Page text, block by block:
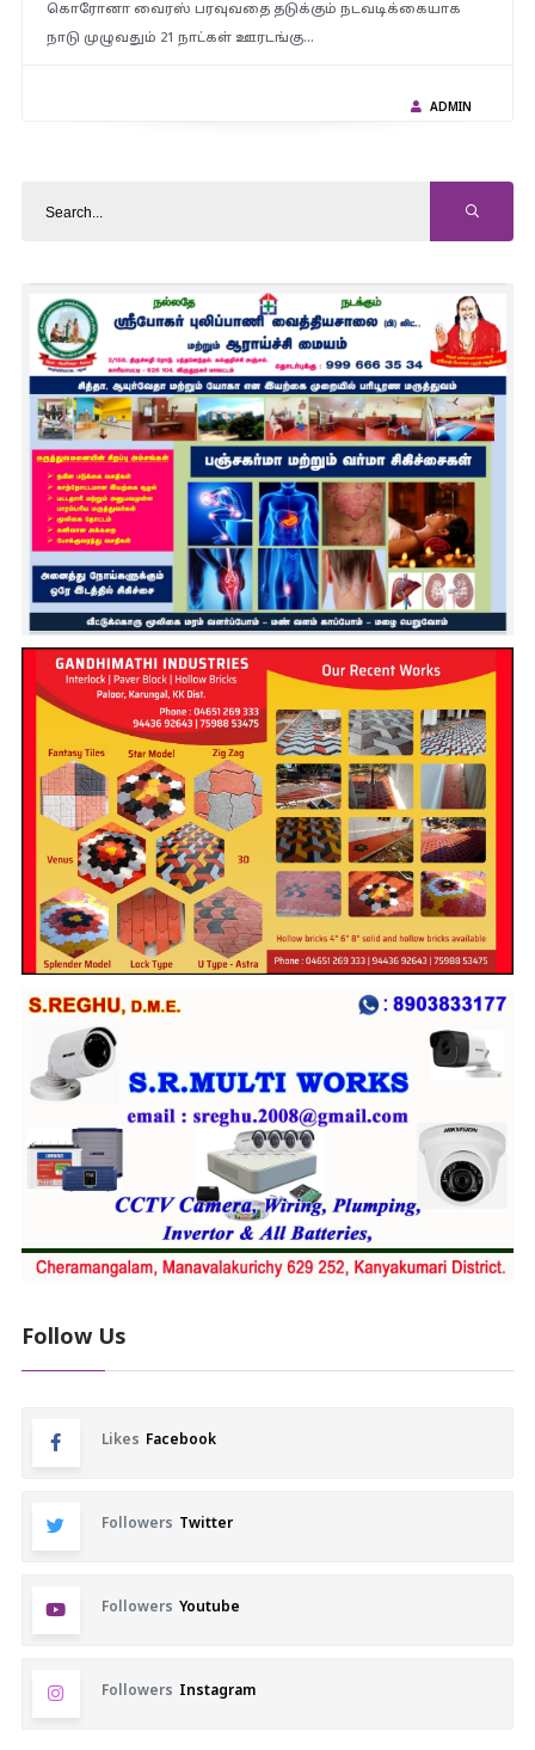
கொரோனா வைரஸ் பரவுவதை தடுக்கும் நடவடிக்கையாக
நாடு முழுவதும் 21 நாட்கள் ஊரடங்கு…
ADMIN
Follow Us
Likes Facebook
Followers Twitter
Followers Youtube
Followers Instagram